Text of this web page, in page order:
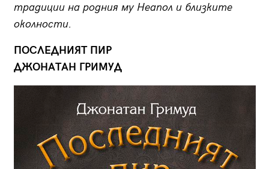
традиции на родния му Неапол и близките
околности.
ПОСЛЕДНИЯТ ПИР
ДЖОНАТАН ГРИМУД